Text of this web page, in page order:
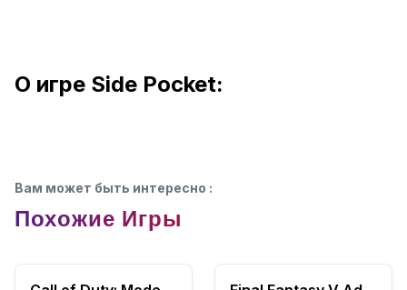
О игре Side Pocket:
Вам может быть интересно :
Похожие Игры